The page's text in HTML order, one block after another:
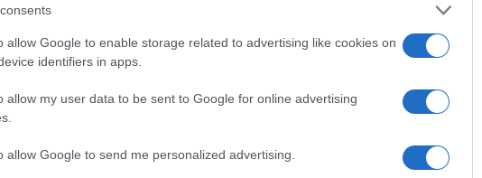
allow Google to enable storage related to advertising like cookies on
identifiers in apps.
allow my user data to be sent to Google for online advertising
allow Google to send me personalized advertising.
a dormire con la consapevolezza
per difendere un Papa, un Re, o un
un dato di fatto, lo status quo, era
Ed è stato così da sempre, finché